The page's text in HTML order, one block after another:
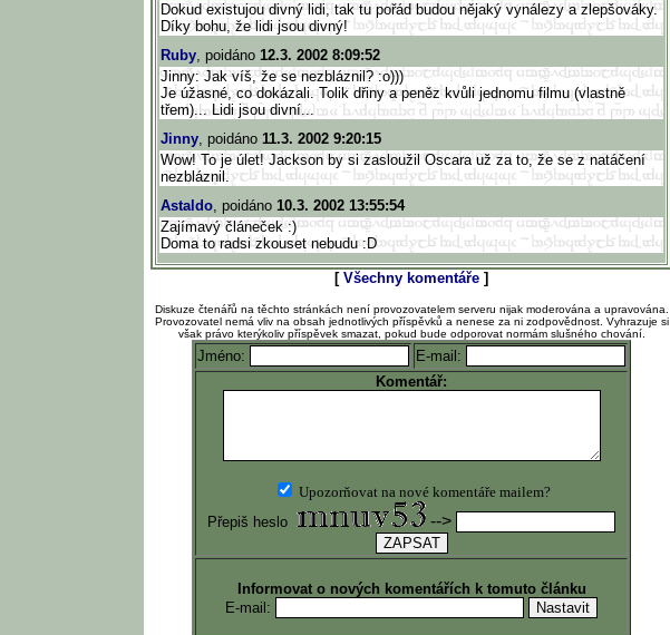
Dokud existujou divný lidi, tak tu pořád budou nějaký vynálezy a zlepšováky.
Díky bohu, že lidi jsou divný!
Ruby, poidáno 12.3. 2002 8:09:52
Jinny: Jak víš, že se nezbláznil? :o)))
Je úžasné, co dokázali. Tolik dřiny a peněz kvůli jednomu filmu (vlastně
třem)... Lidi jsou divní...
Jinny, poidáno 11.3. 2002 9:20:15
Wow! To je úlet! Jackson by si zasloužil Oscara už za to, že se z natáčení
nezbláznil.
Astaldo, poidáno 10.3. 2002 13:55:54
Zajímavý článeček :)
Doma to radsi zkouset nebudu :D
[ Všechny komentáře ]
Diskuze čtenářů na těchto stránkách není provozovatelem serveru nijak moderována a upravována.
Provozovatel nemá vliv na obsah jednotlivých příspěvků a nenese za ni zodpovědnost. Vyhrazuje si
však právo kterýkoliv příspěvek smazat, pokud bude odporovat normám slušného chování.
Jméno:
E-mail:
Komentář:
Upozorňovat na nové komentáře mailem?
Přepiš heslo
-->
Informovat o nových komentářích k tomuto článku
E-mail: